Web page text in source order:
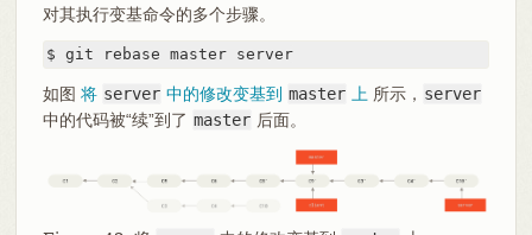
对其执行变基命令的多个步骤。
$ git rebase master server
如图 将 server 中的修改变基到 master 上所示， server
中的代码被“续”到了 master 后面。